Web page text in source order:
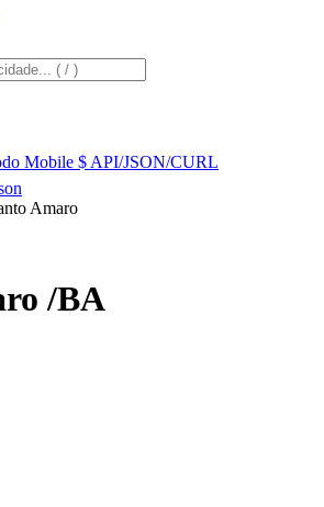
Mobile $ API/JSON/CURL
Amaro
/BA